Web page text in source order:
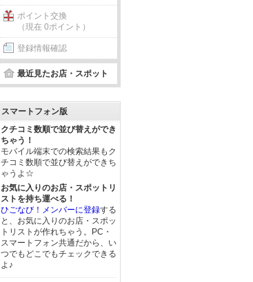
ポイント交換
（現在 0ポイント）
登録情報確認
最近見たお店・スポット
スマートフォン版
クチコミ数順で並び替えができ
ちゃう！
モバイル端末での検索結果もク
チコミ数順で並び替えができち
ゃうよ☆
お気に入りのお店・スポットリ
ストを持ち運べる！
ひごなび！メンバーに登録する
と、お気に入りのお店・スポッ
トリストが作れちゃう。PC・
スマートフォン共通だから、い
つでもどこでもチェックできる
よ♪